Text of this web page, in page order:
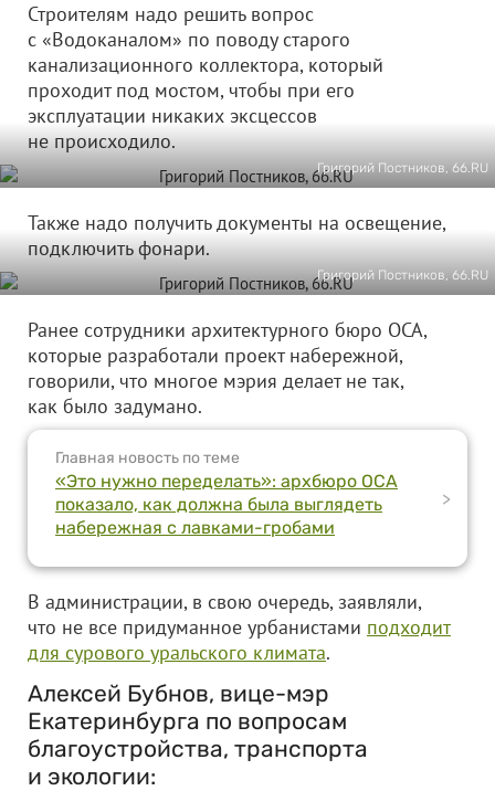
Строителям надо решить вопрос
с «Водоканалом» по поводу старого
канализационного коллектора, который
проходит под мостом, чтобы при его
эксплуатации никаких эксцессов
не происходило.
Григорий Постников, 66.RU
Также надо получить документы на освещение,
подключить фонари.
Григорий Постников, 66.RU
Ранее сотрудники архитектурного бюро ОСА,
которые разработали проект набережной,
говорили, что многое мэрия делает не так,
как было задумано.
Главная новость по теме
«Это нужно переделать»: архбюро ОСА
показало, как должна была выглядеть
набережная с лавками-гробами
>
В администрации, в свою очередь, заявляли,
что не все придуманное урбанистами подходит
для сурового уральского климата.
Алексей Бубнов, вице-мэр
Екатеринбурга по вопросам
благоустройства, транспорта
и экологии: